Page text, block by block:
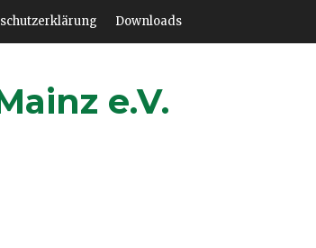
Downloads
e.V.